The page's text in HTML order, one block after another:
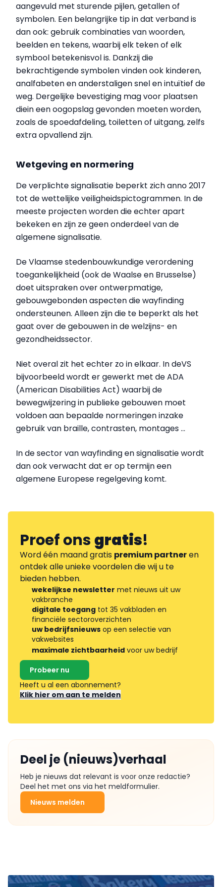
aangevuld met sturende pijlen, getallen of
symbolen. Een belangrijke tip in dat verband is
dan ook: gebruik combinaties van woorden,
beelden en tekens, waarbij elk teken of elk
symbool betekenisvol is. Dankzij die
bekrachtigende symbolen vinden ook kinderen,
analfabeten en anderstaligen snel en intuïtief de
weg. Dergelijke bevestiging mag voor plaatsen
diein een oogopslag gevonden moeten worden,
zoals de spoedafdeling, toiletten of uitgang, zelfs
extra opvallend zijn.
Wetgeving en normering
De verplichte signalisatie beperkt zich anno 2017
tot de wettelijke veiligheidspictogrammen. In de
meeste projecten worden die echter apart
bekeken en zijn ze geen onderdeel van de
algemene signalisatie.
De Vlaamse stedenbouwkundige verordening
toegankelijkheid (ook de Waalse en Brusselse)
doet uitspraken over ontwerpmatige,
gebouwgebonden aspecten die wayfinding
ondersteunen. Alleen zijn die te beperkt als het
gaat over de gebouwen in de welzijns- en
gezondheidssector.
Niet overal zit het echter zo in elkaar. In deVS
bijvoorbeeld wordt er gewerkt met de ADA
(American Disabilities Act) waarbij de
bewegwijzering in publieke gebouwen moet
voldoen aan bepaalde normeringen inzake
gebruik van braille, contrasten, montages …
In de sector van wayfinding en signalisatie wordt
dan ook verwacht dat er op termijn een
algemene Europese regelgeving komt.
Proef onsgratis!
Word één maand gratis premium partneren
ontdek alle unieke voordelen die wij u te
bieden hebben.
wekelijkse newsletter met nieuws uit uw
vakbranche
digitale toegang tot 35 vakbladen en
financiële sectoroverzichten
uw bedrijfsnieuws op een selectie van
vakwebsites
maximale zichtbaarheid voor uw bedrijf
Probeer nu
Heeft u al een abonnement?
Klik hier om aan te melden
Deel je (nieuws)verhaal
Heb je nieuws dat relevant is voor onze redactie?
Deel het met ons via het meldformulier.
Nieuws melden